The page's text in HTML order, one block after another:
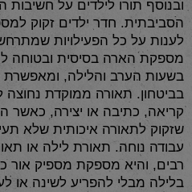
ובנוסף תורו לילדים על חשיבות
הסביבתית. חדר ילדים זקוק
לענות על כל הפעילויות
מספקת הארה בסיסית ובטוחה
בשעות הערב והלילה,
בביטחון. תאורה ממוקדת נחוצה
קריאה, כתיבה או יצירה, כאשר
שזקוק לתאורה איכותית שלא
עבודה נוחה. תאורת לילה או
רבים, והיא מספקת מספיק אור
בלילה מבלי להפריע לשינה או